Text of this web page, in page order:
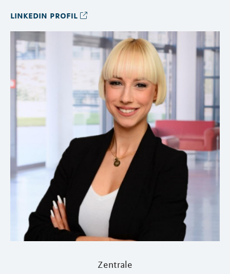
linkedin profil
Zentrale